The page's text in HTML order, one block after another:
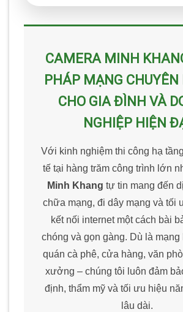
CAMERA MINH
PHÁP MẠNG CHUYÊN
CHO GIA ĐÌNH VÀ
NGHIỆP HIỆN
Với kinh nghiệm thi công hạ
tế tại hàng trăm công trình lớn
Minh Khang tự tin mang đến
chữa mạng, đi dây mạng và tối
kết nối internet một cách bài
chóng và gọn gàng. Dù là mạng
quán cà phê, cửa hàng, văn
xưởng – chúng tôi luôn đảm
định, thẩm mỹ và tối ưu hiệu
lâu dài.